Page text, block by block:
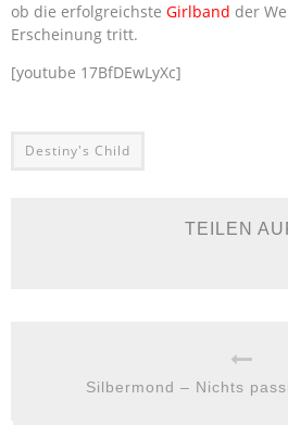
ob die erfolgreichste Girlband der
Erscheinung tritt.
[youtube 17BfDEwLyXc]
Destiny's Child
TEILEN
Silbermond – Nichts